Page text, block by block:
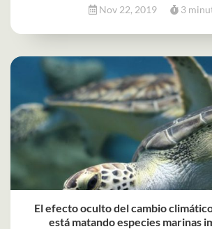
Nov 22, 2019 3
El efecto oculto del cambio
está matando especies marinas